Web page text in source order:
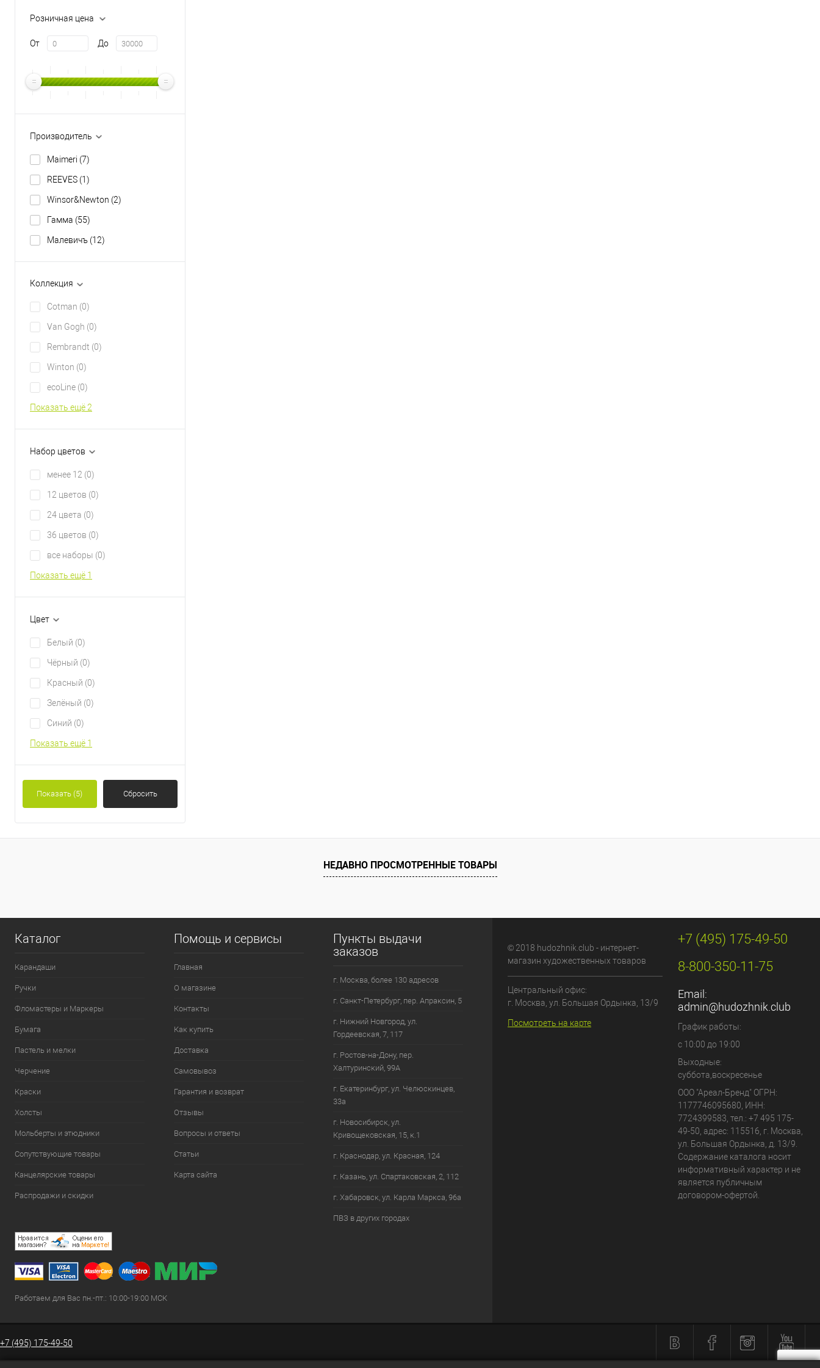
Розничная цена
От До
Производитель
Maimeri (7)
REEVES (1)
Winsor&Newton (2)
Гамма (55)
Малевичъ (12)
Коллекция
Cotman (0)
Van Gogh (0)
Rembrandt (0)
Winton (0)
ecoLine (0)
Показать ещё 2
Набор цветов
менее 12 (0)
12 цветов (0)
24 цвета (0)
36 цветов (0)
все наборы (0)
Показать ещё 1
Цвет
Белый (0)
Чёрный (0)
Красный (0)
Зелёный (0)
Синий (0)
Показать ещё 1
Показать (5) Сбросить
НЕДАВНО ПРОСМОТРЕННЫЕ ТОВАРЫ
Каталог
Карандаши
Ручки
Фломастеры и Маркеры
Бумага
Пастель и мелки
Черчение
Краски
Холсты
Мольберты и этюдники
Сопутствующие товары
Канцелярские товары
Распродажи и скидки
Помощь и сервисы
Главная
О магазине
Контакты
Как купить
Доставка
Самовывоз
Гарантия и возврат
Отзывы
Вопросы и ответы
Статьи
Карта сайта
Пункты выдачи
заказов
г. Москва, более 130 адресов
г. Санкт-Петербург, пер. Апраксин, 5
г. Нижний Новгород, ул.
Гордеевская, 7, 117
г. Ростов-на-Дону, пер.
Халтуринский, 99А
г. Екатеринбург, ул. Челюскинцев,
33а
г. Новосибирск, ул.
Кривощековская, 15, к.1
г. Краснодар, ул. Красная, 124
г. Казань, ул. Спартаковская, 2, 112
г. Хабаровск, ул. Карла Маркса, 96а
ПВЗ в других городах
Работаем для Вас пн.-пт.: 10:00-19:00 МСК
© 2018 hudozhnik.club - интернет-
магазин художественных товаров
Центральный офис:
г. Москва, ул. Большая Ордынка, 13/9
Посмотреть на карте
+7 (495) 175-49-50
8-800-350-11-75
Email:
admin@hudozhnik.club
График работы:
с 10:00 до 19:00
Выходные:
суббота,воскресенье
ООО "Ареал-Бренд" ОГРН:
1177746095680, ИНН:
7724399583, тел.: +7 495 175-
49-50, адрес: 115516, г. Москва,
ул. Большая Ордынка, д. 13/9.
Содержание каталога носит
информативный характер и не
является публичным
договором-офертой.
+7 (495) 175-49-50